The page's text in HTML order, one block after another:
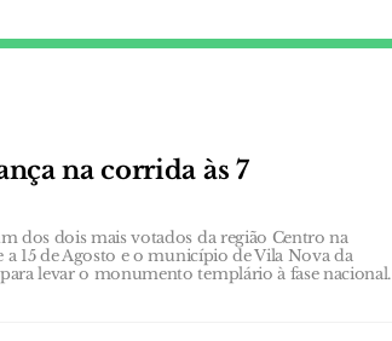
na corrida às 7
dos dois mais votados da região Centro na
a 15 de Agosto e o município de Vila Nova da
levar o monumento templário à fase nacional.